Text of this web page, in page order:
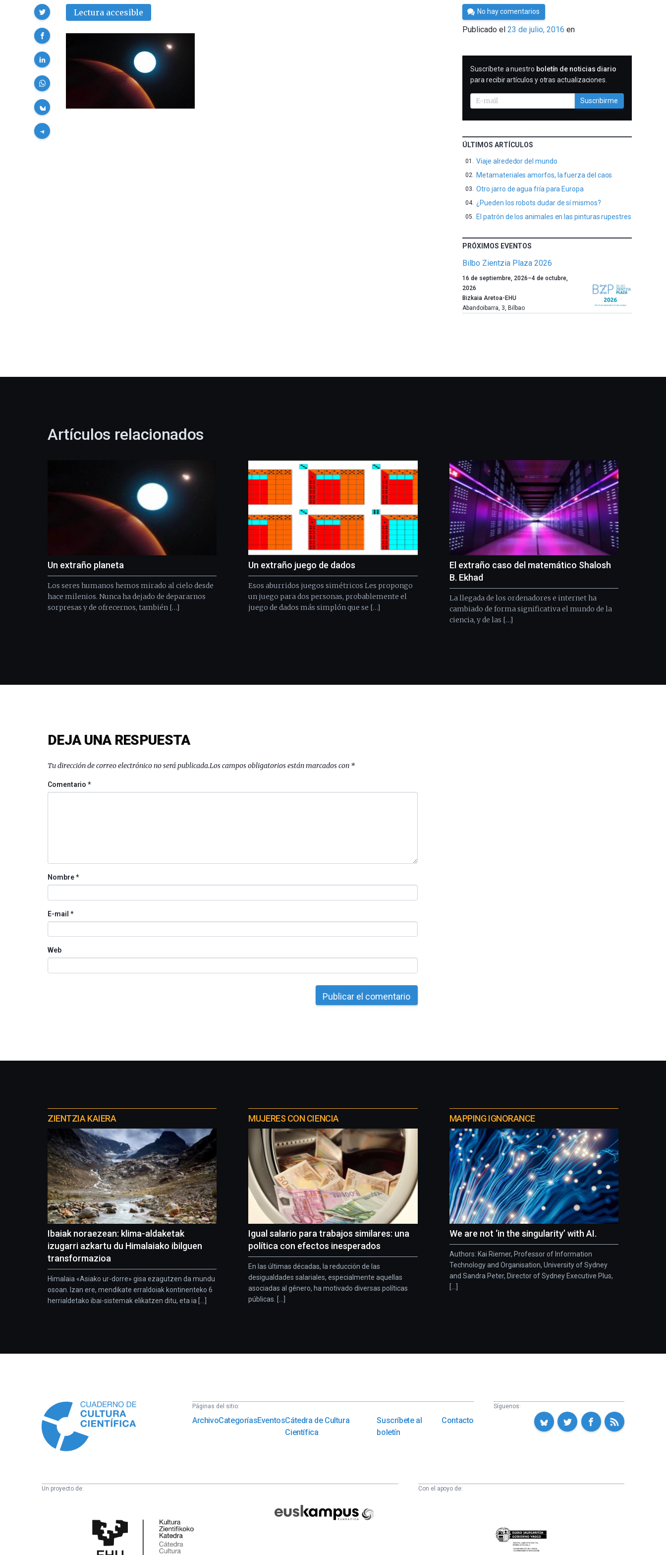
Lectura accesible
Compartir
Por
César
Tomé
No hay comentarios
Publicado el23 de julio, 2016 en
SUSCRIBIRME
Suscríbete a nuestro boletín de noticias diario
para recibir artículos y otras actualizaciones.
Suscribirme
ÚLTIMOS ARTÍCULOS
Viaje alrededor del mundo
Metamateriales amorfos, la fuerza del caos
Otro jarro de agua fría para Europa
¿Pueden los robots dudar de sí mismos?
El patrón de los animales en las pinturas rupestres
PRÓXIMOS EVENTOS
Bilbo Zientzia Plaza 2026
Un
año
más,
Bilbao
la
Plaza
(BZP),
un
festival
que
llenará
la
ciudad
de
monólogos,
exposiciones,
conferencias,
y
espectáculos
ciencia
4
16 de septiembre, 2026–4 de octubre,
2026
Bizkaia Aretoa-EHU
Abandoibarra, 3, Bilbao
Artículos relacionados
Un extraño planeta
Los seres humanos hemos mirado al cielo desde
hace milenios. Nunca ha dejado de depararnos
sorpresas y de ofrecernos, también […]
Un extraño juego de dados
Esos aburridos juegos simétricos Les propongo
un juego para dos personas, probablemente el
juego de dados más simplón que se […]
El extraño caso del matemático Shalosh
B. Ekhad
La llegada de los ordenadores e internet ha
cambiado de forma significativa el mundo de la
ciencia, y de las […]
DEJA UNA RESPUESTA
Tu dirección de correo electrónico no será publicada.Los campos obligatorios están marcados con *
Comentario*
Nombre*
E-mail *
Web
proyectos
ZIENTZIA KAIERA
Ibaiak noraezean: klima-aldaketak
izugarri azkartu du Himalaiako ibilguen
transformazioa
Himalaia «Asiako ur-dorre» gisa ezagutzen da mundu
osoan. Izan ere, mendikate erraldoiak kontinenteko 6
herrialdetako ibai-sistemak elikatzen ditu, eta ia [...]
MUJERES CON CIENCIA
Igual salario para trabajos similares: una
política con efectos inesperados
En las últimas décadas, la reducción de las
desigualdades salariales, especialmente aquellas
asociadas al género, ha motivado diversas políticas
públicas. [...]
MAPPING IGNORANCE
We are not ‘in the singularity’ with AI.
Authors: Kai Riemer, Professor of Information
Technology and Organisation, University of Sydney
and Sandra Peter, Director of Sydney Executive Plus,
[...]
Páginas del sitio:
ArchivoCategoríasEventosCátedra de Cultura
Científica
Suscríbete al
boletín
Contacto
Síguenos:
Un proyecto de:
Científica
Fundazioa
Con el apoyo de:
Eusko
Jaurlaritza